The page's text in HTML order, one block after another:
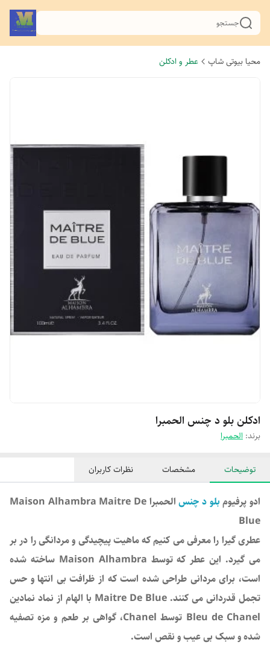
جستجو
محیا بیوتی شاپ عطر و ادکلن
ادکلن بلو د چنس الحمبرا
برند: الحمبرا
توضیحات مشخصات نظرات کاربران
ادو پرفیوم بلو د چنس
الحمبرا Maison Alhambra Maitre De
Blue
عطری گیرا را معرفی می کنیم که ماهیت پیچیدگی و مردانگی را در بر
می گیرد. این عطر که توسط Maison Alhambra ساخته شده
است، برای مردانی طراحی شده است که از ظرافت بی انتها و حس
تجمل قدردانی می کنند. Maitre De Blue با الهام از نماد نمادین
Bleu de Chanel توسط Chanel، گواهی بر طعم و مزه تصفیه
شده و سبک بی عیب و نقص است.